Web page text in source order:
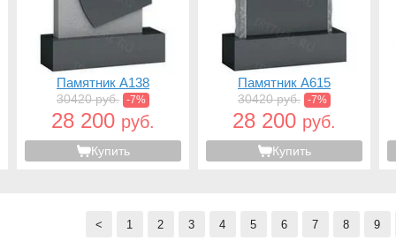
Памятник A138
30420 руб. -7%
28 200 руб.
Купить
Памятник A615
30420 руб. -7%
28 200 руб.
Купить
< 1 2 3 4 5 6 7 8 9